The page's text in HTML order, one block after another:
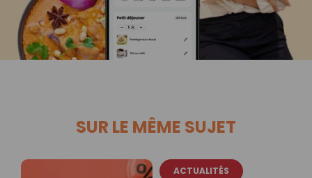
SUR LE MÊME SUJET
ACTUALITÉS